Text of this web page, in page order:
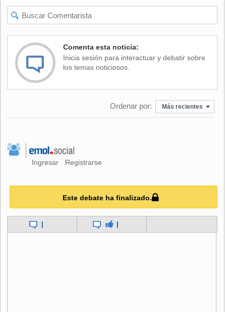
Comenta esta noticia:
Inicia sesión para interactuar y debatir sobre
los temas noticiosos.
Ordenar por: Más recientes
Ingresar Registrarse
Este debate ha finalizado.